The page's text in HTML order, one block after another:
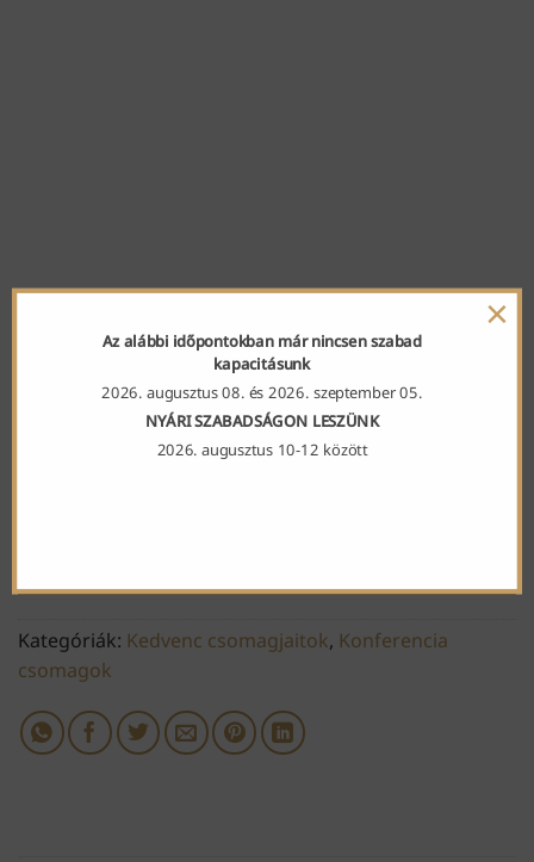
Kategóriák: Kedvenc csomagjaitok, Konferencia
csomagok
Az alábbi időpontokban már nincsen szabad
kapacitásunk
2026. augusztus 08. és 2026. szeptember 05.
NYÁRI SZABADSÁGON LESZÜNK
2026. augusztus 10-12 között
×